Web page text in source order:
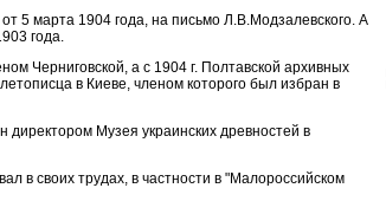
5 марта 1904 года, на письмо Л.В.Модзалевского. А
года.
Черниговской, а с 1904 г. Полтавской архивных
в Киеве, членом которого был избран в
директором Музея украинских древностей в
в своих трудах, в частности в "Малороссийском